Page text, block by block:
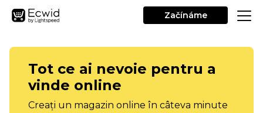
Začínáme
Tot ce ai nevoie pentru a
vinde online
Creați un magazin online în câteva minute